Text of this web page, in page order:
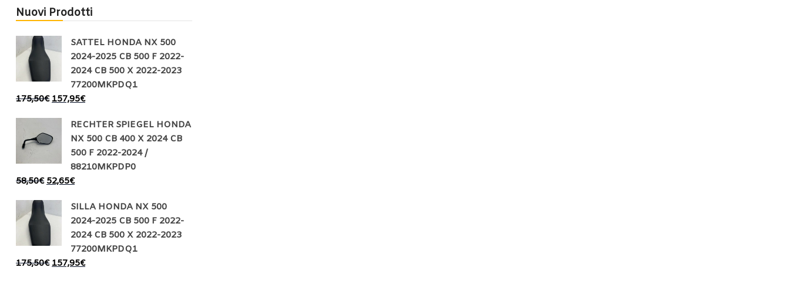
Nuovi Prodotti
SATTEL HONDA NX 500
2024-2025 CB 500 F 2022-
2024 CB 500 X 2022-2023
77200MKPDQ1
175,50€ 157,95€
RECHTER SPIEGEL HONDA
NX 500 CB 400 X 2024 CB
500 F 2022-2024 /
88210MKPDP0
58,50€ 52,65€
SILLA HONDA NX 500
2024-2025 CB 500 F 2022-
2024 CB 500 X 2022-2023
77200MKPDQ1
175,50€ 157,95€